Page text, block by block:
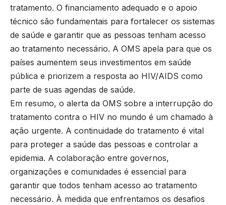
tratamento. O financiamento adequado e o apoio
técnico são fundamentais para fortalecer os sistemas
de saúde e garantir que as pessoas tenham acesso
ao tratamento necessário. A OMS apela para que os
países aumentem seus investimentos em saúde
pública e priorizem a resposta ao HIV/AIDS como
parte de suas agendas de saúde.
Em resumo, o alerta da OMS sobre a interrupção do
tratamento contra o HIV no mundo é um chamado à
ação urgente. A continuidade do tratamento é vital
para proteger a saúde das pessoas e controlar a
epidemia. A colaboração entre governos,
organizações e comunidades é essencial para
garantir que todos tenham acesso ao tratamento
necessário. À medida que enfrentamos os desafios